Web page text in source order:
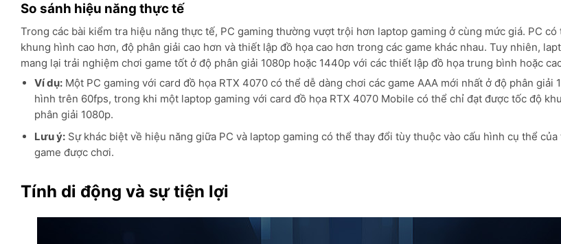
So sánh hiệu năng thực tế
Trong các bài kiểm tra hiệu năng thực tế, PC gaming thường vượt trội hơn laptop gaming ở cùng mức giá. PC
khung hình cao hơn, độ phân giải cao hơn và thiết lập đồ họa cao hơn trong các game khác nhau. Tuy nhiên,
mang lại trải nghiệm chơi game tốt ở độ phân giải 1080p hoặc 1440p với các thiết lập đồ họa trung bình hoặc
Ví dụ:Một PC gaming với card đồ họa RTX 4070 có thể dễ dàng chơi các game AAA mới nhất ở độ phân giải
hình trên 60fps, trong khi một laptop gaming với card đồ họa RTX 4070 Mobile có thể chỉ đạt được tốc độ
phân giải 1080p.
Lưu ý:Sự khác biệt về hiệu năng giữa PC và laptop gaming có thể thay đổi tùy thuộc vào cấu hình cụ thể
game được chơi.
Tính di động và sự tiện lợi